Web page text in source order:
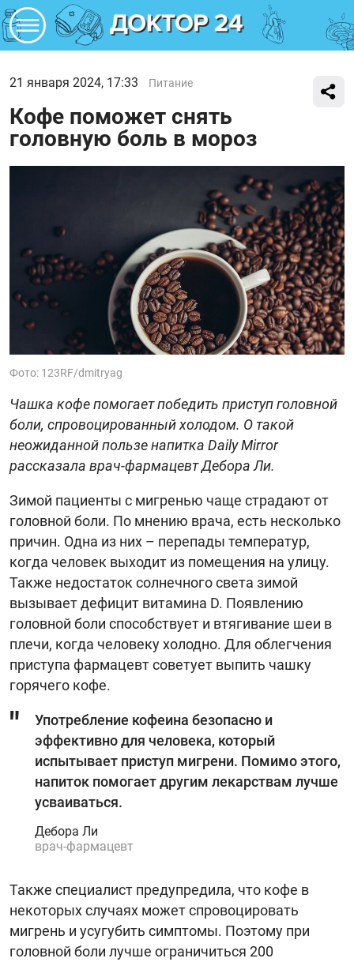
21 января 2024, 17:33 Питание
Кофе поможет снять
головную боль в мороз
Фото: 123RF/dmitryag
Чашка кофе помогает победить приступ головной
боли, спровоцированный холодом. О такой
неожиданной пользе напитка Daily Mirror
рассказала врач-фармацевт Дебора Ли.
Зимой пациенты с мигренью чаще страдают от
головной боли. По мнению врача, есть несколько
причин. Одна из них – перепады температур,
когда человек выходит из помещения на улицу.
Также недостаток солнечного света зимой
вызывает дефицит витамина D. Появлению
головной боли способствует и втягивание шеи в
плечи, когда человеку холодно. Для облегчения
приступа фармацевт советует выпить чашку
горячего кофе.
Употребление кофеина безопасно и
эффективно для человека, который
испытывает приступ мигрени. Помимо этого,
напиток помогает другим лекарствам лучше
усваиваться.
Дебора Ли
врач-фармацевт
Также специалист предупредила, что кофе в
некоторых случаях может спровоцировать
мигрень и усугубить симптомы. Поэтому при
головной боли лучше ограничиться 200